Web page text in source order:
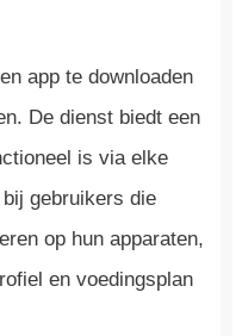
app te downloaden
De dienst biedt een
is via elke
gebruikers die
op hun apparaten,
en voedingsplan